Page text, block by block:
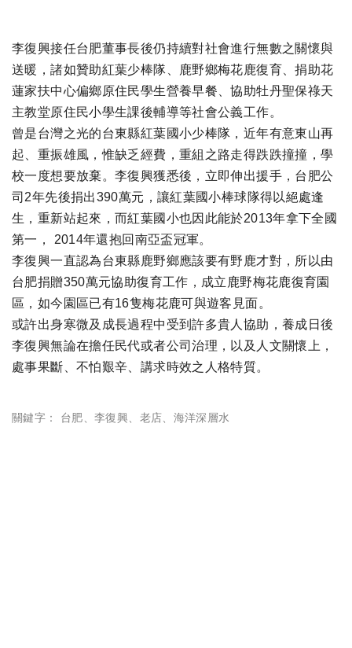
李復興接任台肥董事長後仍持續對社會進行無數之關懷與
送暖，諸如贊助紅葉少棒隊、鹿野鄉梅花鹿復育、捐助花
蓮家扶中心偏鄉原住民學生營養早餐、協助牡丹聖保祿天
主教堂原住民小學生課後輔導等社會公義工作。
曾是台灣之光的台東縣紅葉國小少棒隊，近年有意東山再
起、重振雄風，惟缺乏經費，重組之路走得跌跌撞撞，學
校一度想要放棄。李復興獲悉後，立即伸出援手，台肥公
司2年先後捐出390萬元，讓紅葉國小棒球隊得以絕處逢
生，重新站起來，而紅葉國小也因此能於2013年拿下全國
第一， 2014年還抱回南亞盃冠軍。
李復興一直認為台東縣鹿野鄉應該要有野鹿才對，所以由
台肥捐贈350萬元協助復育工作，成立鹿野梅花鹿復育園
區，如今園區已有16隻梅花鹿可與遊客見面。
或許出身寒微及成長過程中受到許多貴人協助，養成日後
李復興無論在擔任民代或者公司治理，以及人文關懷上，
處事果斷、不怕艱辛、講求時效之人格特質。
關鍵字： 台肥、 李復興、 老店、 海洋深層水